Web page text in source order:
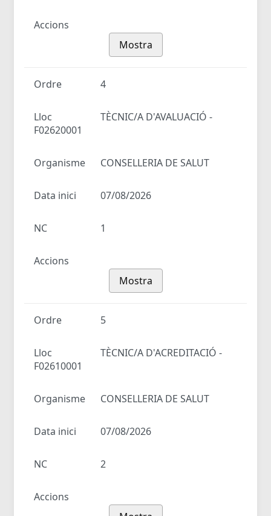
Accions
Mostra
Ordre 4
Lloc
TÈCNIC/A D'AVALUACIÓ -
F02620001
Organisme CONSELLERIA DE SALUT
Data inici 07/08/2026
NC 1
Accions
Mostra
Ordre 5
Lloc
TÈCNIC/A D'ACREDITACIÓ -
F02610001
Organisme CONSELLERIA DE SALUT
Data inici 07/08/2026
NC 2
Accions